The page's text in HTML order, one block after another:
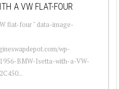
A VW FLAT-FOUR
flat-four " data-image-
wp-
BMW-Isetta-with-a-VW-